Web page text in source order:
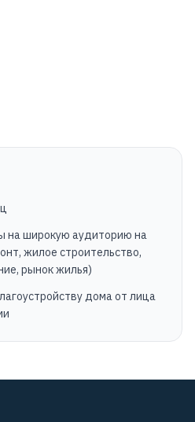
на широкую аудиторию на
жилое строительство,
рынок жилья)
дома от лица